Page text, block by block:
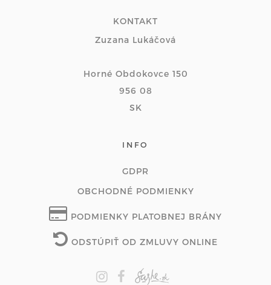
KONTAKT
Zuzana Lukáčová
Horné Obdokovce 150
956 08
SK
INFO
GDPR
OBCHODNÉ PODMIENKY
PODMIENKY PLATOBNEJ BRÁNY
ODSTÚPIŤ OD ZMLUVY ONLINE